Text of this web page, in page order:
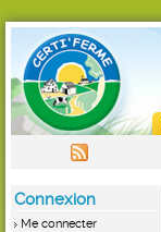
Connexion
Me connecter